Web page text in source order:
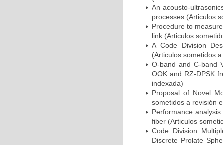
An acousto-
processes (Articulos
Procedure to
link (Articulos
A Code Division
(Articulos sometidos
O-band and C-band
OOK and RZ-DPSK
indexada)
Proposal of Novel
sometidos a revisión
Performance
fiber (Articulos
Code Division
Discrete Prolate